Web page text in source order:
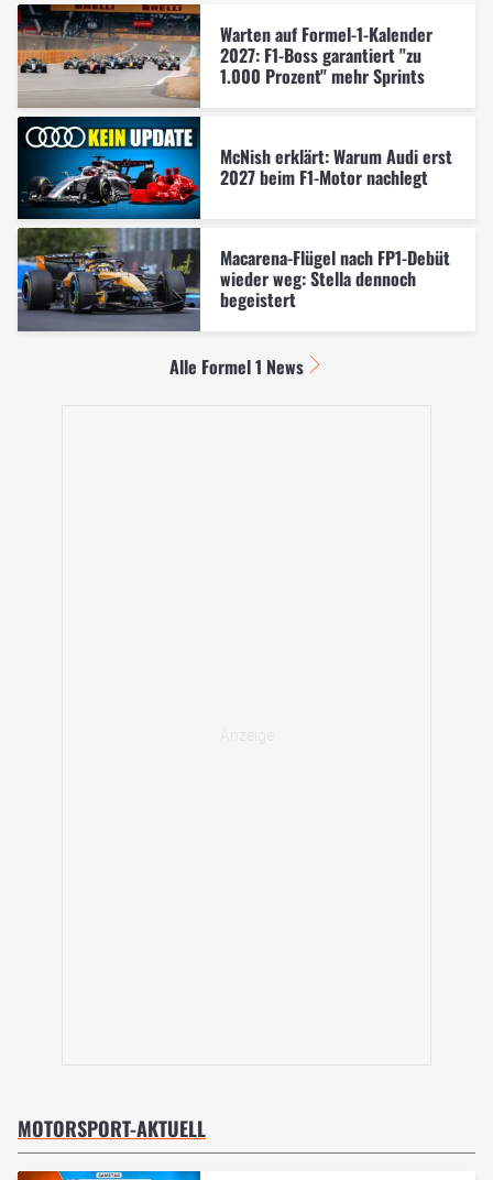
Warten auf Formel-1-Kalender
2027: F1-Boss garantiert "zu
1.000 Prozent" mehr Sprints
McNish erklärt: Warum Audi erst
2027 beim F1-Motor nachlegt
Macarena-Flügel nach FP1-Debüt
wieder weg: Stella dennoch
begeistert
Alle Formel 1 News
MOTORSPORT-AKTUELL